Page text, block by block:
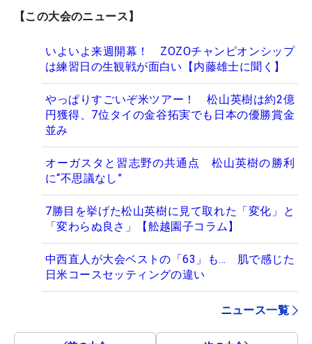
【この大会のニュース】
いよいよ来週開幕！ ZOZOチャンピオンシップ
は練習日の生観戦が面白い【内藤雄士に聞く】
やっぱりすごいぞ米ツアー！ 松山英樹は約2億
円獲得、7位タイの金谷拓実でも日本の優勝賞金
並み
オーガスタと習志野の共通点 松山英樹の勝利
に“不思議なし”
7勝目を挙げた松山英樹に見て取れた「変化」と
「変わらぬ良さ」【舩越園子コラム】
中西直人が大会ベストの「63」も… 肌で感じた
日米コースセッティングの違い
ニュース一覧